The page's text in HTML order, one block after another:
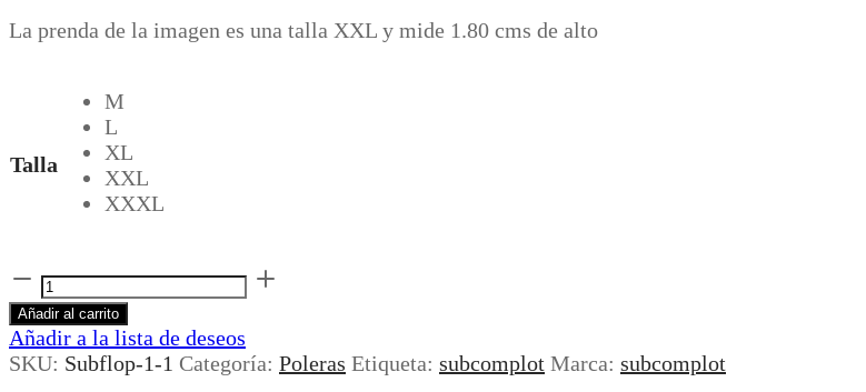
La prenda de la imagen es una talla XXL y mide 1.80 cms de alto
Talla
M
L
XL
XXL
XXXL
SUBFLOP
BY
FISEK
ORANGE
cantidad
Añadir al carrito
Añadir a la lista de deseos
SKU: Subflop-1-1 Categoría: Poleras Etiqueta: subcomplot Marca: subcomplot